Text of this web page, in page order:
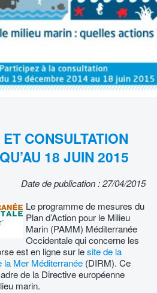
CONSULTATION
18 JUIN 2015
Date de publication : 27/04/2015
Le programme de mesures du
Plan d’Action pour le Milieu
Marin (PAMM) Méditerranée
Occidentale qui concerne les
est en ligne sur lesite de la
la Mer Méditerranée (DIRM). Ce
de la Directive européenne
marin.